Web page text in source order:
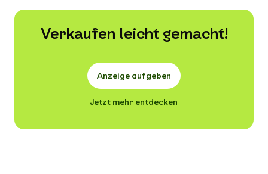
Verkaufen leicht gemacht!
Anzeige aufgeben
Jetzt mehr entdecken